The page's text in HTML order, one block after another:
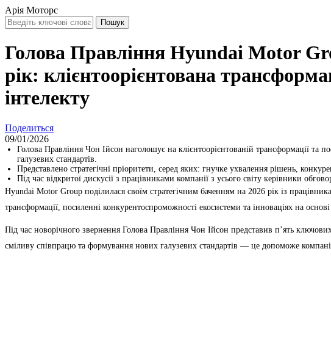
Арія Моторс
Голова Правління Hyundai Motor
рік: клієнтоорієнтована
інтелекту
Поделиться
09/01/2026
Голова Правління Чон Ійсон наголошує на клієнтоорієнтованій трансформації
галузевих стандартів.
Представлено стратегічні пріоритети, серед яких: гнучке ухвалення рішень,
Під час відкритої дискусії з працівниками компанії з усього світу керівники
Hyundai Motor Group поділилася своїм стратегічним баченням на 2026 рік із
трансформації, посиленні конкурентоспроможності екосистеми та інноваціях на
Під час новорічного звернення Голова Правління Чон Ійсон представив п’ять
сміливу співпрацю та формування нових галузевих стандартів — це допоможе